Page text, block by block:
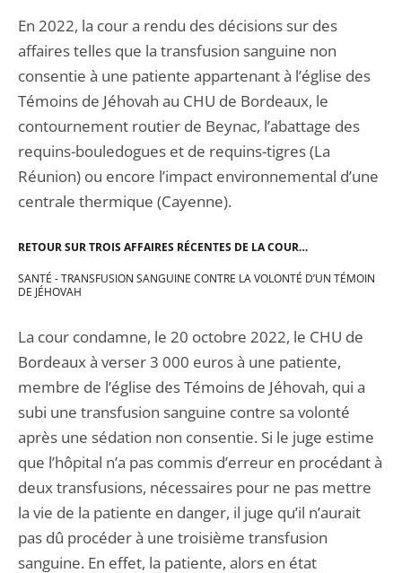
En 2022, la cour a rendu des décisions sur des
affaires telles que la transfusion sanguine non
consentie à une patiente appartenant à l’église des
Témoins de Jéhovah au CHU de Bordeaux, le
contournement routier de Beynac, l’abattage des
requins-bouledogues et de requins-tigres (La
Réunion) ou encore l’impact environnemental d’une
centrale thermique (Cayenne).
RETOUR SUR TROIS AFFAIRES RÉCENTES DE LA COUR…
SANTÉ - TRANSFUSION SANGUINE CONTRE LA VOLONTÉ D’UN TÉMOIN
DE JÉHOVAH
La cour condamne, le 20 octobre 2022, le CHU de
Bordeaux à verser 3 000 euros à une patiente,
membre de l’église des Témoins de Jéhovah, qui a
subi une transfusion sanguine contre sa volonté
après une sédation non consentie. Si le juge estime
que l’hôpital n’a pas commis d’erreur en procédant à
deux transfusions, nécessaires pour ne pas mettre
la vie de la patiente en danger, il juge qu’il n’aurait
pas dû procéder à une troisième transfusion
sanguine. En effet, la patiente, alors en état